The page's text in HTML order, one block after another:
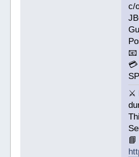
c/
📧
⚔